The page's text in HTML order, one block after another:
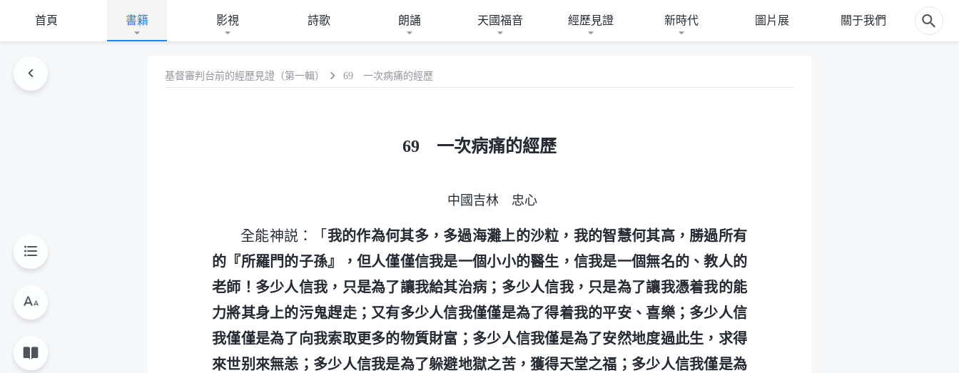
首頁 書籍 影視 詩歌 朗誦 天國福音 經歷見證 新時代 圖片展 關于我們
基督審判台前的經歷見證（第一輯） 69 一次病痛的經歷
69 一次病痛的經歷
中國吉林 忠心
全能神説：「 我的作為何其多，多過海灘上的沙粒，我的智慧何其高，勝過所有
的『所羅門的子孫』，但人僅僅信我是一個小小的醫生，信我是一個無名的、教人的
老師！多少人信我，只是為了讓我給其治病；多少人信我，只是為了讓我憑着我的能
力將其身上的污鬼趕走；又有多少人信我僅僅是為了得着我的平安、喜樂；多少人信
我僅僅是為了向我索取更多的物質財富；多少人信我僅是為了安然地度過此生，求得
來世别來無恙；多少人信我是為了躲避地獄之苦，獲得天堂之福；多少人信我僅是為